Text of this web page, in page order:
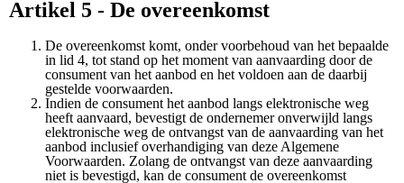
Artikel 5 - De overeenkomst
De overeenkomst komt, onder voorbehoud van het bepaalde
in lid 4, tot stand op het moment van aanvaarding door de
consument van het aanbod en het voldoen aan de daarbij
gestelde voorwaarden.
Indien de consument het aanbod langs elektronische weg
heeft aanvaard, bevestigt de ondernemer onverwijld langs
elektronische weg de ontvangst van de aanvaarding van het
aanbod inclusief overhandiging van deze Algemene
Voorwaarden. Zolang de ontvangst van deze aanvaarding
niet is bevestigd, kan de consument de overeenkomst